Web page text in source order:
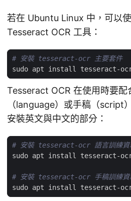
若在 Ubuntu Linux 中，可以
Tesseract OCR 工具：
# 安裝 tesseract-ocr 主要套件
Tesseract OCR 在使用時要配
（language）或手稿（script
安裝英文與中文的部分：
# 安裝 tesseract-ocr 語言訓練資
# 安裝 tesseract-ocr 手稿訓練資